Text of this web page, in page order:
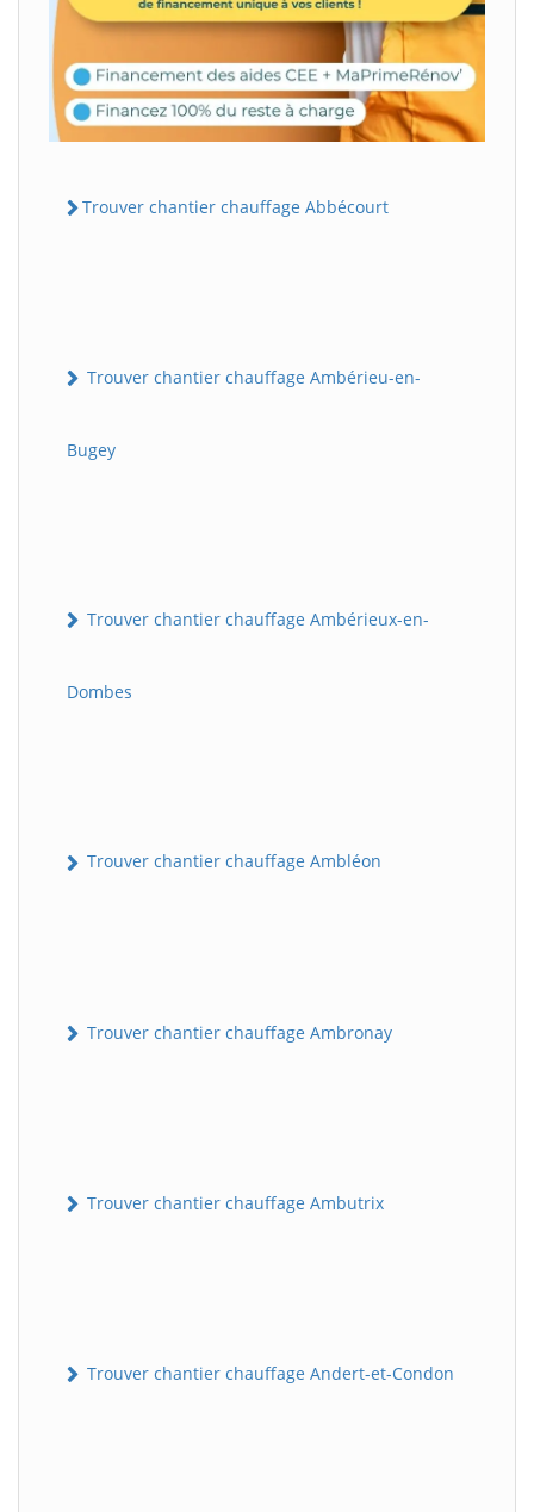
Trouver chantier chauffage Abbécourt
Trouver chantier chauffage Ambérieu-en-
Bugey
Trouver chantier chauffage Ambérieux-en-
Dombes
Trouver chantier chauffage Ambléon
Trouver chantier chauffage Ambronay
Trouver chantier chauffage Ambutrix
Trouver chantier chauffage Andert-et-Condon